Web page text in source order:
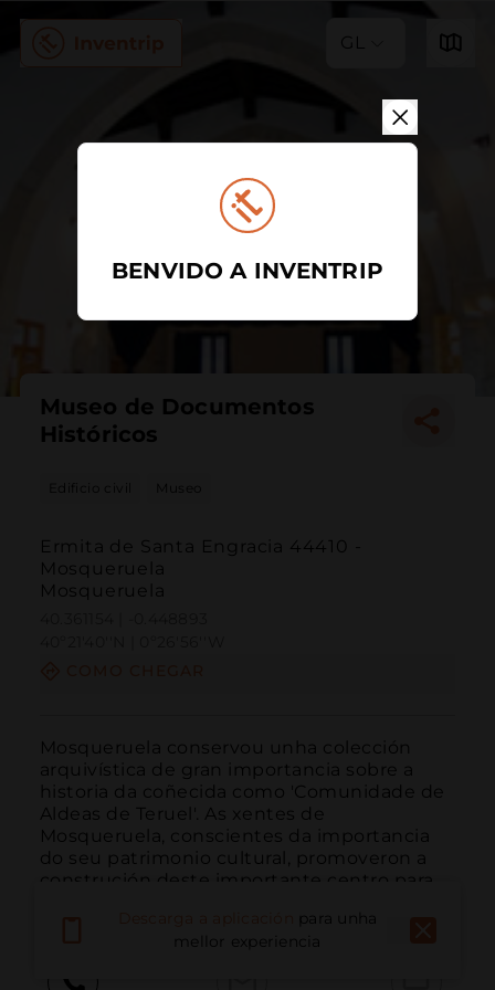
GL
Museo de Documentos
Históricos
Edificio civil Museo
Ermita de Santa Engracia 44410 -
Mosqueruela
Mosqueruela
Mosqueruela conservou unha colección
arquivística de gran importancia sobre a
historia da coñecida como 'Comunidade de
Aldeas de Teruel'. As xentes de
Mosqueruela, conscientes da importancia
do seu patrimonio cultural, promoveron a
construción deste importante centro para
para unha
mellor experiencia
BENVIDO A INVENTRIP